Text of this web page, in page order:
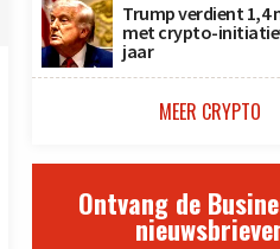
Trump verdient 1,4
met crypto-
jaar
MEER CRYPTO
Ontvang de